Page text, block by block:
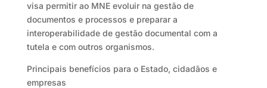
visa permitir ao MNE evoluir na gestão de
documentos e processos e preparar a
interoperabilidade de gestão documental com a
tutela e com outros organismos.
Principais benefícios para o Estado, cidadãos e
empresas